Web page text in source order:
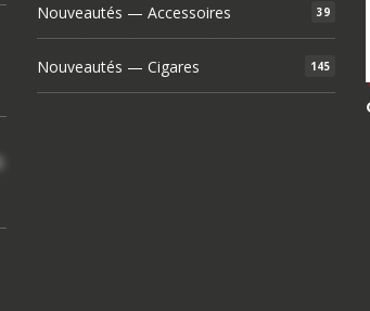
Nouveautés — Accessoires 39
Nouveautés — Cigares 145